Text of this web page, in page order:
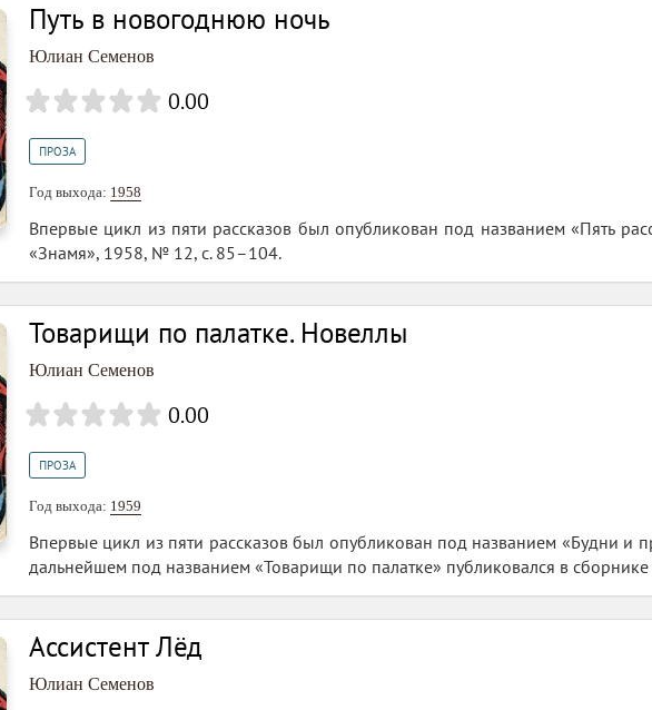
Путь в новогоднюю ночь
Юлиан Семенов
0.00
ПРОЗА
Год выхода: 1958
Впервые цикл из пяти рассказов был опубликован под названием «Пять
«Знамя», 1958, № 12, с. 85–104.
Товарищи по палатке. Новеллы
Юлиан Семенов
0.00
ПРОЗА
Год выхода: 1959
Впервые цикл из пяти рассказов был опубликован под названием «Будни
дальнейшем под названием «Товарищи по палатке» публиковался в
Ассистент Лёд
Юлиан Семенов